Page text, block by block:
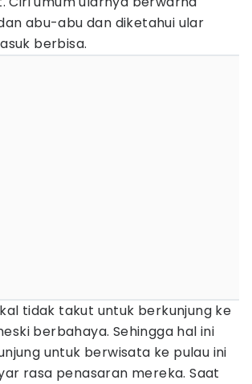
abu-abu dan diketahui ular
berbisa.
tidak takut untuk berkunjung ke
berbahaya. Sehingga hal ini
untuk berwisata ke pulau ini
rasa penasaran mereka. Saat